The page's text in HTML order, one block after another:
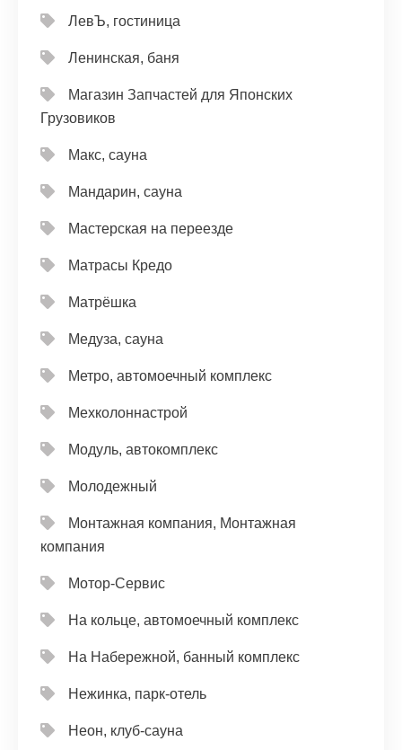
ЛевЪ, гостиница
Ленинская, баня
Магазин Запчастей для Японских
Грузовиков
Макс, сауна
Мандарин, сауна
Мастерская на переезде
Матрасы Кредо
Матрёшка
Медуза, сауна
Метро, автомоечный комплекс
Мехколоннастрой
Модуль, автокомплекс
Молодежный
Монтажная компания, Монтажная
компания
Мотор-Сервис
На кольце, автомоечный комплекс
На Набережной, банный комплекс
Нежинка, парк-отель
Неон, клуб-сауна